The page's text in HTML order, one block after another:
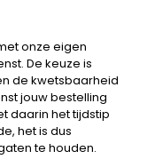
onze eigen
De keuze is
de kwetsbaarheid
jouw bestelling
daarin het tijdstip
het is dus
te houden.